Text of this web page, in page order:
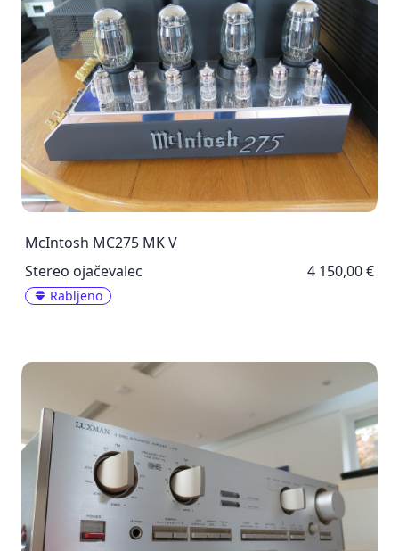
McIntosh MC275 MK V
Stereo ojačevalec
4 150,00 €
Rabljeno